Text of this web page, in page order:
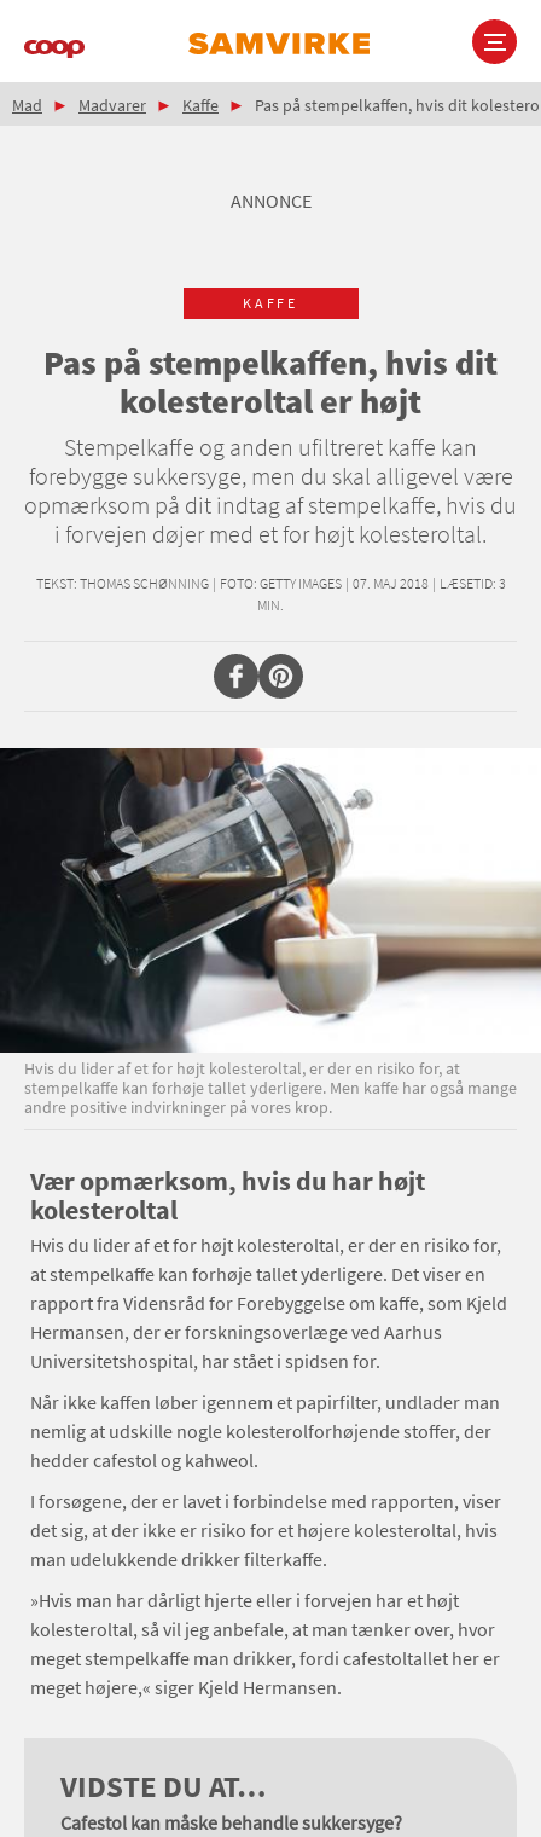
Main
Brødkrumme
Mad Madvarer Kaffe Pas på stempelkaffen, hvis dit
ANNONCE
KAFFE
Pas på stempelkaffen, hvis dit
kolesteroltal er højt
Stempelkaffe og anden ufiltreret kaffe kan
forebygge sukkersyge, men du skal alligevel være
opmærksom på dit indtag af stempelkaffe, hvis du
i forvejen døjer med et for højt kolesteroltal.
TEKST: THOMAS SCHØNNING | FOTO: GETTY IMAGES | 07. MAJ 2018 | LÆSETID: 3
MIN.
Hvis du lider af et for højt kolesteroltal, er der en risiko for, at
stempelkaffe kan forhøje tallet yderligere. Men kaffe har også mange
andre positive indvirkninger på vores krop.
Vær opmærksom, hvis du har højt
kolesteroltal
Hvis du lider af et for højt kolesteroltal, er der en risiko for,
at stempelkaffe kan forhøje tallet yderligere. Det viser en
rapport fra Vidensråd for Forebyggelse om kaffe, som Kjeld
Hermansen, der er forskningsoverlæge ved Aarhus
Universitetshospital, har stået i spidsen for.
Når ikke kaffen løber igennem et papirfilter, undlader man
nemlig at udskille nogle kolesterolforhøjende stoffer, der
hedder cafestol og kahweol.
I forsøgene, der er lavet i forbindelse med rapporten, viser
det sig, at der ikke er risiko for et højere kolesteroltal, hvis
man udelukkende drikker filterkaffe.
»Hvis man har dårligt hjerte eller i forvejen har et højt
kolesteroltal, så vil jeg anbefale, at man tænker over, hvor
meget stempelkaffe man drikker, fordi cafestoltallet her er
meget højere,« siger Kjeld Hermansen.
VIDSTE DU AT…
Cafestol kan måske behandle sukkersyge?